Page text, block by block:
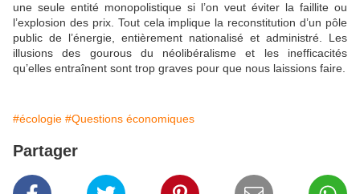
une seule entité monopolistique si l’on veut éviter la faillite ou
l’explosion des prix. Tout cela implique la reconstitution d’un pôle
public de l’énergie, entièrement nationalisé et administré. Les
illusions des gourous du néolibéralisme et les inefficacités
qu’elles entraînent sont trop graves pour que nous laissions faire.
#écologie #Questions économiques
Partager